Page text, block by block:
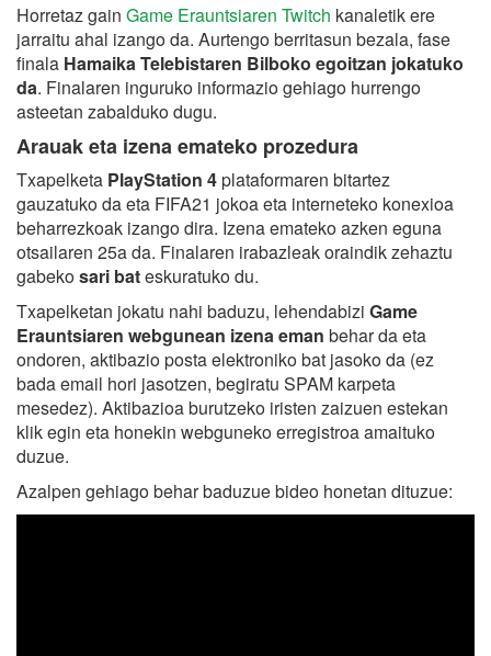
Horretaz gain Game Erauntsiaren Twitch kanaletik ere
jarraitu ahal izango da. Aurtengo berritasun bezala, fase
finala Hamaika Telebistaren Bilboko egoitzan jokatuko
da. Finalaren inguruko informazio gehiago hurrengo
asteetan zabalduko dugu.
Arauak eta izena emateko prozedura
Txapelketa PlayStation 4plataformaren bitartez
gauzatuko da eta FIFA21 jokoa eta interneteko konexioa
beharrezkoak izango dira. Izena emateko azken eguna
otsailaren 25a da. Finalaren irabazleak oraindik zehaztu
gabekosari bateskuratuko du.
Txapelketan jokatu nahi baduzu, lehendabizi Game
Erauntsiaren webgunean izena eman behar da eta
ondoren, aktibazio posta elektroniko bat jasoko da (ez
bada email hori jasotzen, begiratu SPAM karpeta
mesedez). Aktibazioa burutzeko iristen zaizuen estekan
klik egin eta honekin webguneko erregistroa amaituko
duzue.
Azalpen gehiago behar baduzue bideo honetan dituzue: